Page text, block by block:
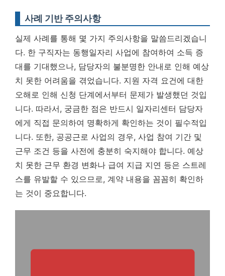
사례 기반 주의사항
실제 사례를 통해 몇 가지 주의사항을 말씀드리겠습니
다. 한 구직자는 동행일자리 사업에 참여하여 소득 증
대를 기대했으나, 담당자의 불분명한 안내로 인해 예상
치 못한 어려움을 겪었습니다. 지원 자격 요건에 대한
오해로 인해 신청 단계에서부터 문제가 발생했던 것입
니다. 따라서, 궁금한 점은 반드시 일자리센터 담당자
에게 직접 문의하여 명확하게 확인하는 것이 필수적입
니다. 또한, 공공근로 사업의 경우, 사업 참여 기간 및
근무 조건 등을 사전에 충분히 숙지해야 합니다. 예상
치 못한 근무 환경 변화나 급여 지급 지연 등은 스트레
스를 유발할 수 있으므로, 계약 내용을 꼼꼼히 확인하
는 것이 중요합니다.